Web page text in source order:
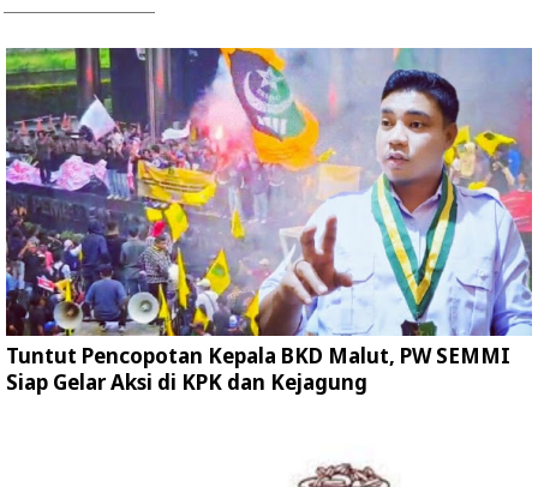
Tuntut Pencopotan Kepala BKD Malut, PW SEMMI
Siap Gelar Aksi di KPK dan Kejagung